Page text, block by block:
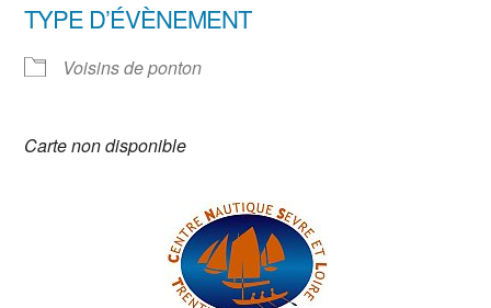
TYPE D’ÉVÈNEMENT
Voisins de ponton
Carte non disponible